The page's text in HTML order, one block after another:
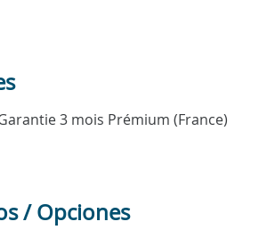
3 mois Prémium (France)
/ Opciones